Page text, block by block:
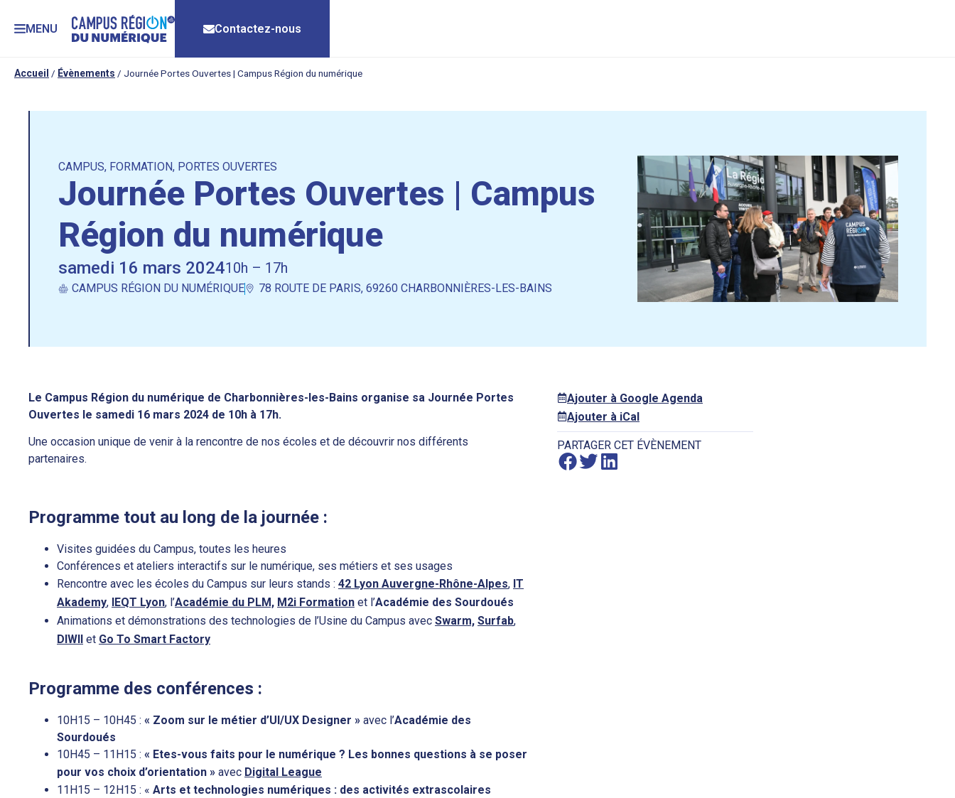
MENU Contactez-nous
Accueil / Évènements / Journée Portes Ouvertes | Campus Région du numérique
CAMPUS, FORMATION, PORTES OUVERTES
Journée Portes Ouvertes | Campus
Région du numérique
samedi 16 mars 202410h – 17h
CAMPUS RÉGION DU NUMÉRIQUE 78 ROUTE DE PARIS, 69260 CHARBONNIÈRES-LES-BAINS
Le Campus Région du numérique de Charbonnières-les-Bains organise sa Journée Portes
Ouvertes le samedi 16 mars 2024 de 10h à 17h.
Une occasion unique de venir à la rencontre de nos écoles et de découvrir nos différents
partenaires.
Programme tout au long de la journée :
Visites guidées du Campus, toutes les heures
Conférences et ateliers interactifs sur le numérique, ses métiers et ses usages
Rencontre avec les écoles du Campus sur leurs stands : 42 Lyon Auvergne-Rhône-Alpes, IT
Akademy, IEQT Lyon, l’Académie du PLM, M2i Formation et l’Académie des Sourdoués
Animations et démonstrations des technologies de l’Usine du Campus avec Swarm, Surfab,
DIWII
et Go To Smart Factory
Programme des conférences :
10H15 – 10H45 : « Zoom sur le métier d’UI/UX Designer » avec l’Académie des
Sourdoués
10H45 – 11H15 : « Etes-vous faits pour le numérique ? Les bonnes questions à se poser
pour vos choix d’orientation » avec Digital League
11H15 – 12H15 : « Arts et technologies numériques : des activités extrascolaires
Ajouter à Google Agenda
Ajouter à iCal
PARTAGER CET ÉVÈNEMENT